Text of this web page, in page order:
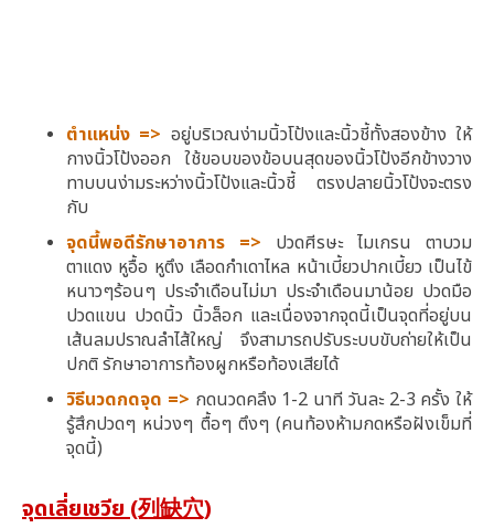
ตำแหน่ง => อยู่บริเวณง่ามนิ้วโป้งและนิ้วชี้ทั้งสองข้าง ให้
กางนิ้วโป้งออก ใช้ขอบของข้อบนสุดของนิ้วโป้งอีกข้างวาง
ทาบบนง่ามระหว่างนิ้วโป้งและนิ้วชี้ ตรงปลายนิ้วโป้งจะตรง
กับ
จุดนี้พอดีรักษาอาการ => ปวดศีรษะ ไมเกรน ตาบวม
ตาแดง หูอื้อ หูตึง เลือดกำเดาไหล หน้าเบี้ยวปากเบี้ยว เป็นไข้
หนาวๆร้อนๆ ประจำเดือนไม่มา ประจำเดือนมาน้อย ปวดมือ
ปวดแขน ปวดนิ้ว นิ้วล็อก และเนื่องจากจุดนี้เป็นจุดที่อยู่บน
เส้นลมปราณลำไส้ใหญ่ จึงสามารถปรับระบบขับถ่ายให้เป็น
ปกติ รักษาอาการท้องผูกหรือท้องเสียได้
วิธีนวดกดจุด => กดนวดคลึง 1-2 นาที วันละ 2-3 ครั้ง ให้
รู้สึกปวดๆ หน่วงๆ ตื้อๆ ตึงๆ (คนท้องห้ามกดหรือฝังเข็มที่
จุดนี้)
จุดเลี่ยเชวีย (列缺穴)